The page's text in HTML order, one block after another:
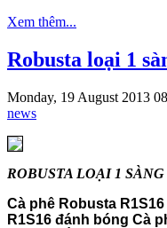
Xem thêm...
Robusta loại 1
Monday, 19 August 2013
news
ROBUSTA LOẠI 1 SÀNG
Cà phê Robusta R1S16
R1S16 đánh bóng Cà